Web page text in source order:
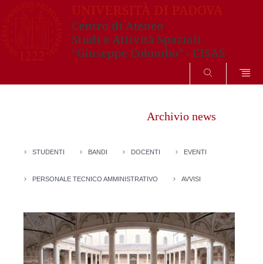
SEARCH
Archivio news
STUDENTI BANDI DOCENTI EVENTI
PERSONALE TECNICO AMMINISTRATIVO AVVISI